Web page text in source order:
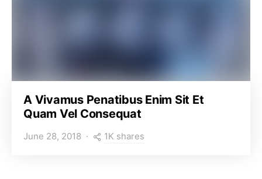
A Vivamus Penatibus Enim Sit Et
Quam Vel Consequat
June 28, 2018 1K shares